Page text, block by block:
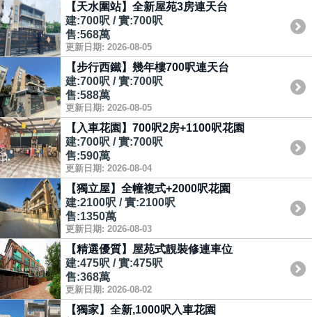
【天水圍站】全新屋苑3房連天台
建:700呎 / 實:700呎
售:568萬
更新日期: 2026-08-05
【步行西鐵】幾年樓700呎連天台
建:700呎 / 實:700呎
售:588萬
更新日期: 2026-08-05
【入車花園】700呎2房+1100呎花園
建:700呎 / 實:700呎
售:590萬
更新日期: 2026-08-04
【獨立屋】全幢複式+2000呎花園
建:2100呎 / 實:2100呎
售:1350萬
更新日期: 2026-08-03
【精選優質】屋苑式靚裝修連車位
建:475呎 / 實:475呎
售:368萬
更新日期: 2026-08-02
【獨家】全新,1000呎入車花園